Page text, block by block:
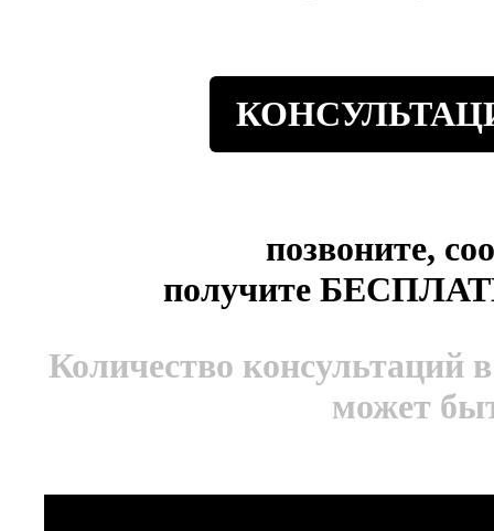
позвоните,
получите
Количество консультаций
может